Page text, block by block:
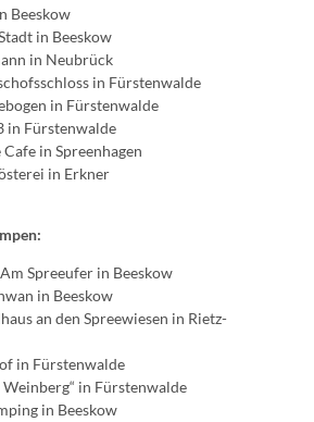
Beeskow
in Beeskow
in Neubrück
in Fürstenwalde
in Fürstenwalde
in Fürstenwalde
in Spreenhagen
in Erkner
Spreeufer in Beeskow
in Beeskow
an den Spreewiesen in Rietz-
in Fürstenwalde
Weinberg“ in Fürstenwalde
in Beeskow